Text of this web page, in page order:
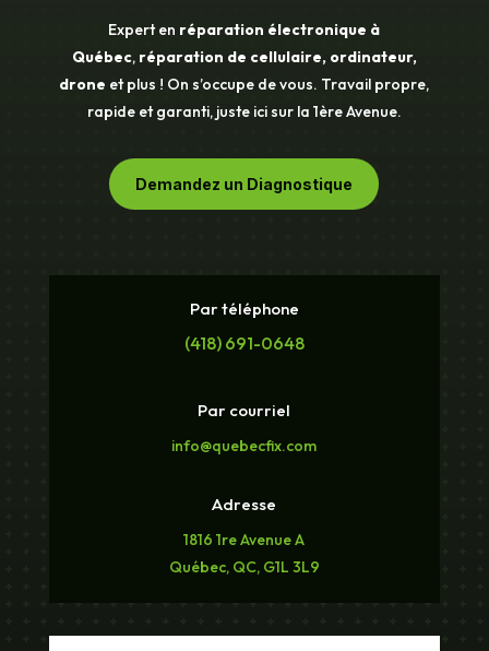
Expert en réparation électronique à
Québec, réparation de cellulaire, ordinateur,
drone et plus ! On s’occupe de vous. Travail propre,
rapide et garanti, juste ici sur la 1ère Avenue.
Demandez un Diagnostique
Par téléphone
(418) 691-0648
Par courriel
info@quebecfix.com
Adresse
1816 1re Avenue A
Québec, QC, G1L 3L9